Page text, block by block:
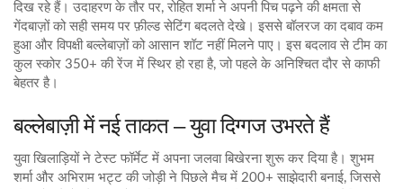
दिख रहे हैं। उदाहरण के तौर पर, रोहित शर्मा ने अपनी पिच पढ़ने की क्षमता से
गेंदबाज़ों को सही समय पर फ़ील्ड सेटिंग बदलते देखे। इससे बॉलरज का दबाव कम
हुआ और विपक्षी बल्लेबाज़ों को आसान शॉट नहीं मिलने पाए। इस बदलाव से टीम का
कुल स्कोर 350+ की रेंज में स्थिर हो रहा है, जो पहले के अनिश्चित दौर से काफी
बेहतर है।
बल्लेबाज़ी में नई ताकत – युवा दिग्गज उभरते हैं
युवा खिलाड़ियों ने टेस्ट फॉर्मेट में अपना जलवा बिखेरना शुरू कर दिया है। शुभम
शर्मा और अभिराम भट्ट की जोड़ी ने पिछले मैच में 200+ साझेदारी बनाई, जिससे